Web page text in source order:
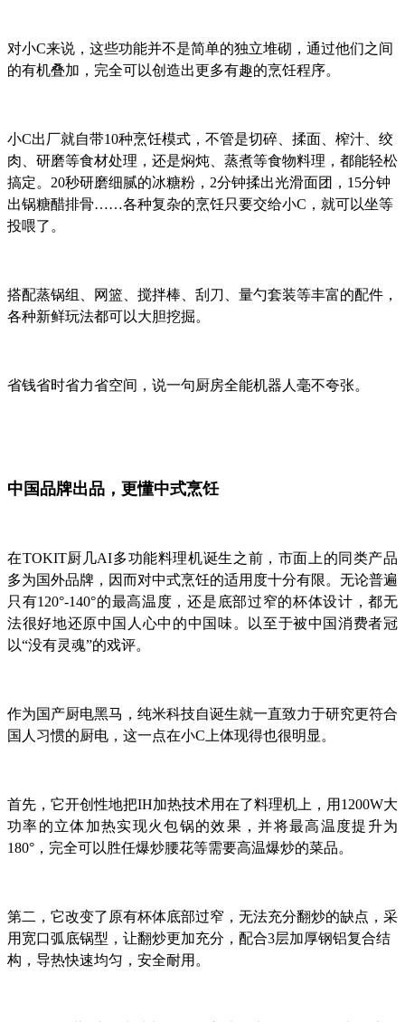
对小C来说，这些功能并不是简单的独立堆砌，通过他们之间
的有机叠加，完全可以创造出更多有趣的烹饪程序。
小C出厂就自带10种烹饪模式，不管是切碎、揉面、榨汁、绞
肉、研磨等食材处理，还是焖炖、蒸煮等食物料理，都能轻松
搞定。20秒研磨细腻的冰糖粉，2分钟揉出光滑面团，15分钟
出锅糖醋排骨……各种复杂的烹饪只要交给小C，就可以坐等
投喂了。
搭配蒸锅组、网篮、搅拌棒、刮刀、量勺套装等丰富的配件，
各种新鲜玩法都可以大胆挖掘。
省钱省时省力省空间，说一句厨房全能机器人毫不夸张。
中国品牌出品，更懂中式烹饪
在TOKIT厨几AI多功能料理机诞生之前，市面上的同类产品
多为国外品牌，因而对中式烹饪的适用度十分有限。无论普遍
只有120°-140°的最高温度，还是底部过窄的杯体设计，都无
法很好地还原中国人心中的中国味。以至于被中国消费者冠
以“没有灵魂”的戏评。
作为国产厨电黑马，纯米科技自诞生就一直致力于研究更符合
国人习惯的厨电，这一点在小C上体现得也很明显。
首先，它开创性地把IH加热技术用在了料理机上，用1200W大
功率的立体加热实现火包锅的效果，并将最高温度提升为
180°，完全可以胜任爆炒腰花等需要高温爆炒的菜品。
第二，它改变了原有杯体底部过窄，无法充分翻炒的缺点，采
用宽口弧底锅型，让翻炒更加充分，配合3层加厚钢铝复合结
构，导热快速均匀，安全耐用。